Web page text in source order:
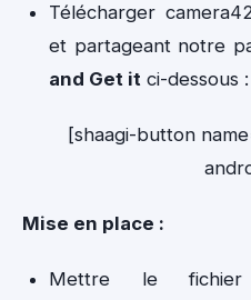
Télécharger
et partageant notre
and Get it ci-dessous :
[shaagi-button
Mise en place :
Mettre le fichier